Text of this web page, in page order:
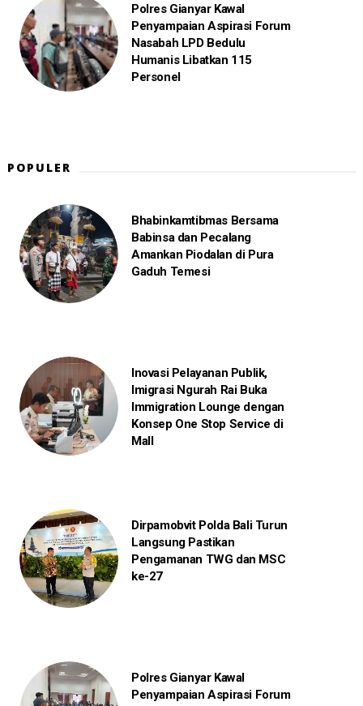
Polres Gianyar Kawal
Penyampaian Aspirasi Forum
Nasabah LPD Bedulu
Humanis Libatkan 115
Personel
POPULER
Bhabinkamtibmas Bersama
Babinsa dan Pecalang
Amankan Piodalan di Pura
Gaduh Temesi
Inovasi Pelayanan Publik,
Imigrasi Ngurah Rai Buka
Immigration Lounge dengan
Konsep One Stop Service di
Mall
Dirpamobvit Polda Bali Turun
Langsung Pastikan
Pengamanan TWG dan MSC
ke-27
Polres Gianyar Kawal
Penyampaian Aspirasi Forum